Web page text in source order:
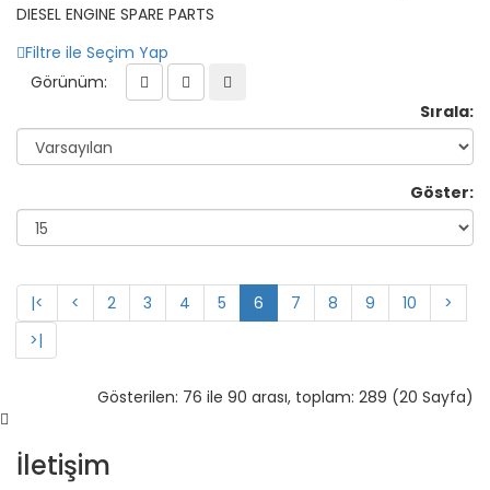
DIESEL ENGINE SPARE PARTS
Filtre ile Seçim Yap
Görünüm:
Sırala:
Göster:
|< < 2 3 4 5 6 7 8 9 10
>
>|
Gösterilen: 76 ile 90 arası, toplam: 289 (20 Sayfa)
İletişim